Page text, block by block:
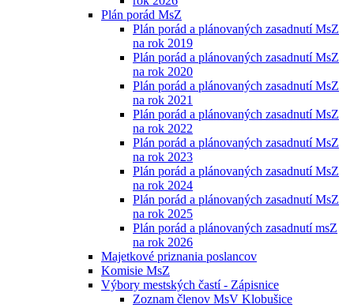
Plán porád MsZ
Plán porád a plánovaných zasadnutí MsZ
na rok 2019
Plán porád a plánovaných zasadnutí MsZ
na rok 2020
Plán porád a plánovaných zasadnutí MsZ
na rok 2021
Plán porád a plánovaných zasadnutí MsZ
na rok 2022
Plán porád a plánovaných zasadnutí MsZ
na rok 2023
Plán porád a plánovaných zasadnutí MsZ
na rok 2024
Plán porád a plánovaných zasadnutí MsZ
na rok 2025
Plán porád a plánovaných zasadnutí msZ
na rok 2026
Majetkové priznania poslancov
Komisie MsZ
Výbory mestských častí - Zápisnice
Zoznam členov MsV Klobušice